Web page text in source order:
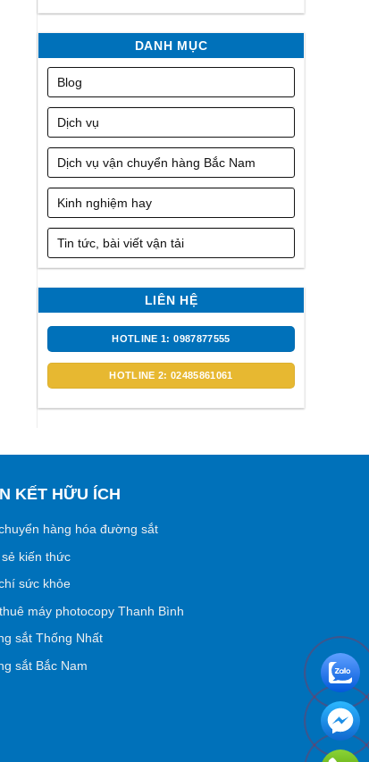
DANH MỤC
Blog
Dịch vụ
Dịch vụ vận chuyển hàng Bắc Nam
Kinh nghiệm hay
Tin tức, bài viết vận tải
LIÊN HỆ
HOTLINE 1: 0987877555
HOTLINE 2: 02485861061
KẾT HỮU ÍCH
hàng hóa đường sắt
kiến thức
sức khỏe
máy photocopy Thanh Bình
sắt Thống Nhất
sắt Bắc Nam